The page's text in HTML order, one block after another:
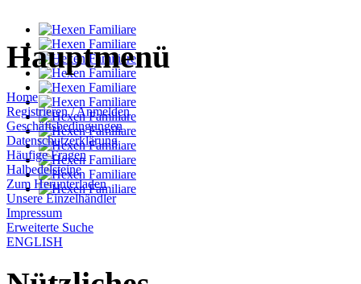
Hauptmenü
Home
Registrieren / Anmelden
Geschäftsbedingungen
Datenschutzerklärung
Häufige Fragen
Halbedelsteine
Zum Herunterladen
Unsere Einzelhändler
Impressum
Erweiterte Suche
ENGLISH